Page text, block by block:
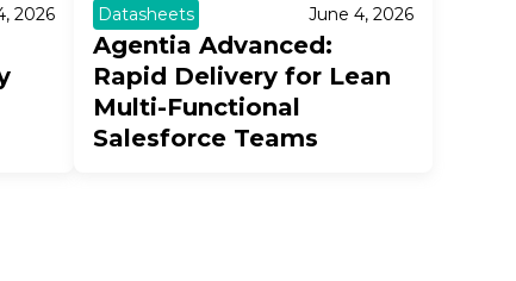
2026 Datasheets June 4, 2026
Agentia Advanced:
Rapid Delivery for Lean
Multi-Functional
Salesforce Teams